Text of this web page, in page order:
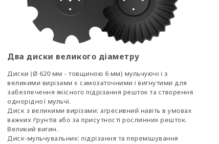
Два диски великого діаметру
Диски (Ø 620 мм - товщиною 6 мм) мульчуючі і з
великими вирізами є самозаточними і вигнутими для
забезпечення якісного підрізання решток та створення
однорідної мульчі.
Диск з великими вирізами: агресивний навіть в умовах
важких ґрунтів або за присутності рослинних решток.
Великий вигин.
Диск-мульчувальник: підрізання та перемішування